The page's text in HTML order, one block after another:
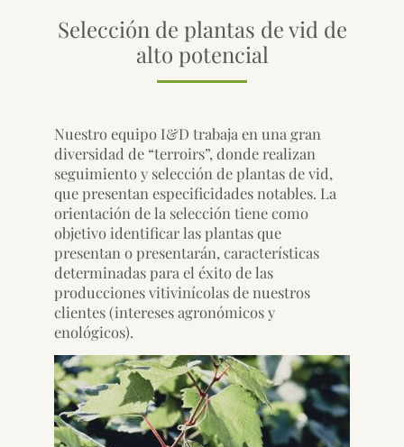
Selección de plantas de vid de
alto potencial
Nuestro equipo I&D trabaja en una gran
diversidad de “terroirs”, donde realizan
seguimiento y selección de plantas de vid,
que presentan especificidades notables. La
orientación de la selección tiene como
objetivo identificar las plantas que
presentan o presentarán, características
determinadas para el éxito de las
producciones vitivinícolas de nuestros
clientes (intereses agronómicos y
enológicos).